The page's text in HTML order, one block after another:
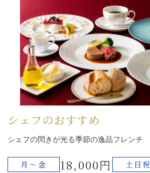
シェフのおすすめ
シェフの閃きが光る季節の逸品フレンチ
月～金 18,000円 土日祝